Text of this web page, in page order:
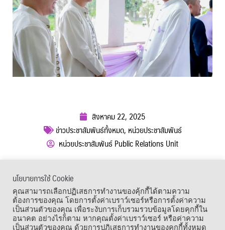
สิงหาคม 22, 2025
ข่าวประชาสัมพันธ์ทั้งหมด, หน่วยประชาสัมพันธ์
หน่วยประชาสัมพันธ์ Public Relations Unit
เมนูลัด
นโยบายการใช้ Cookie
คุณสามารถเลือกปฏิเสธการทำงานของคุ้กกี้ได้ตามความ
ต้องการของคุณ โดยการตั้งค่าเบราว์เซอร์หรือการตั้งค่าความ
เป็นส่วนตัวของคุณ เพื่อระงับการเก็บรวมรวบข้อมูลโดยคุกกี้ใน
อนาคต อย่างไรก็ตาม หากคุณตั้งค่าเบราว์เซอร์ หรือค่าความ
เป็นส่วนตัวของคุณ ด้วยการปฎิเสธการทำงานของคุกกี้ทั้งหมด